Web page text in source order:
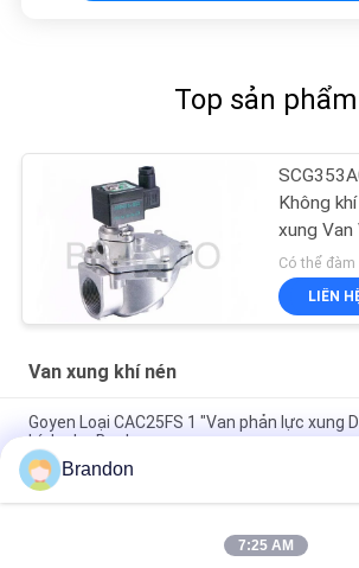
Top sản phẩm
Không
xung
nhôm
Có thể đàm
LIÊN
Van xung khí nén
Goyen Loại CAC25FS 1 "Van phản lực xung
bích cho Baghouse
Goyen Type CA45DD 1 1/2 '' Pulse Jet Valve
Series
CA45T 1 1/2 "Van phản lực xung loại Goyen
Brandon
7:25 AM